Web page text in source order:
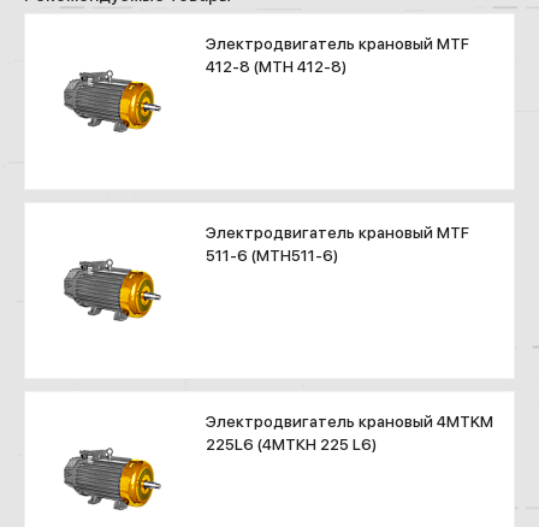
Электродвигатель крановый MTF
412-8 (МТН 412-8)
Электродвигатель крановый MTF
511-6 (МТН511-6)
Электродвигатель крановый 4MTKM
225L6 (4МТКН 225 L6)